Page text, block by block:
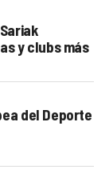
y clubs más
del Deporte